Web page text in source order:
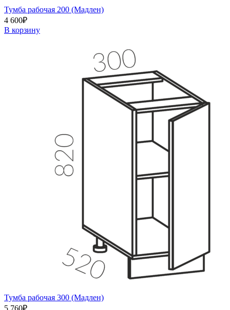
Тумба рабочая 200 (Мадлен)
4 600₽
В корзину
Тумба рабочая 300 (Мадлен)